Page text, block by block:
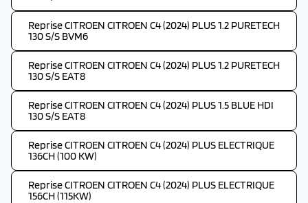
Reprise CITROEN CITROEN C4 (2024) PLUS 1.2 PURETECH
130 S/S BVM6
Reprise CITROEN CITROEN C4 (2024) PLUS 1.2 PURETECH
130 S/S EAT8
Reprise CITROEN CITROEN C4 (2024) PLUS 1.5 BLUE HDI
130 S/S EAT8
Reprise CITROEN CITROEN C4 (2024) PLUS ELECTRIQUE
136CH (100 KW)
Reprise CITROEN CITROEN C4 (2024) PLUS ELECTRIQUE
156CH (115KW)